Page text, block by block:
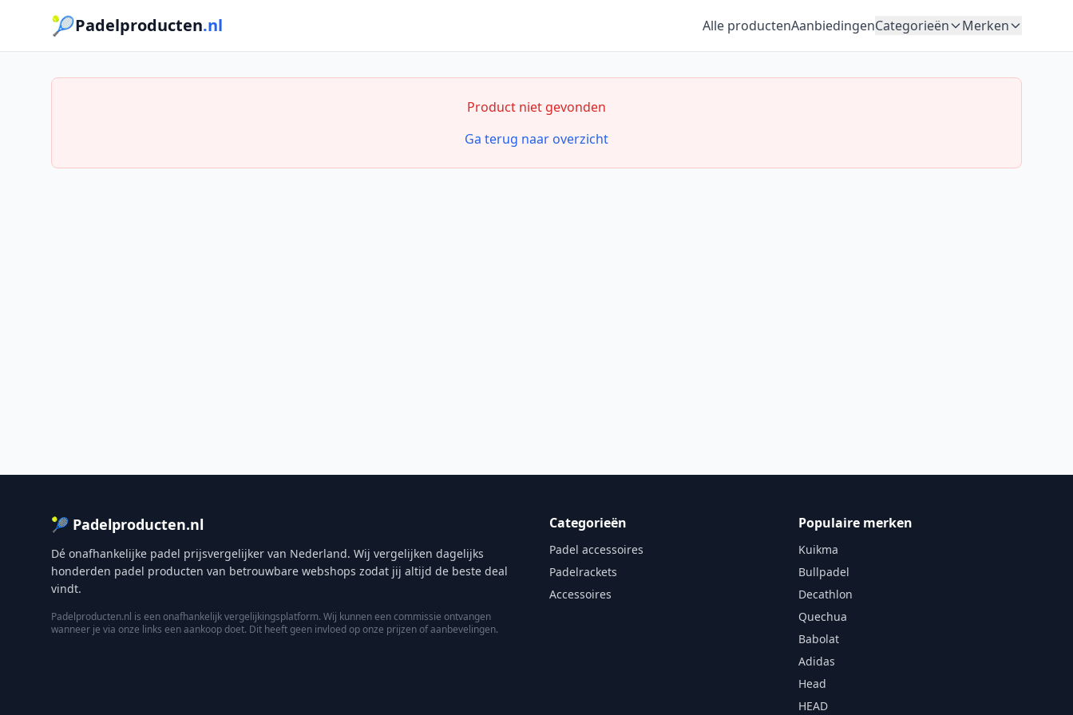
🎾Padelproducten.nl Alle productenAanbiedingenCategorieën Merken
Product niet gevonden
Ga terug naar overzicht
🎾 Padelproducten.nl
Dé onafhankelijke padel prijsvergelijker van Nederland. Wij vergelijken dagelijks
honderden padel producten van betrouwbare webshops zodat jij altijd de beste deal
vindt.
Padelproducten.nl is een onafhankelijk vergelijkingsplatform. Wij kunnen een commissie ontvangen
wanneer je via onze links een aankoop doet. Dit heeft geen invloed op onze prijzen of aanbevelingen.
Categorieën
Padel accessoires
Padelrackets
Accessoires
Populaire merken
Kuikma
Bullpadel
Decathlon
Quechua
Babolat
Adidas
Head
HEAD